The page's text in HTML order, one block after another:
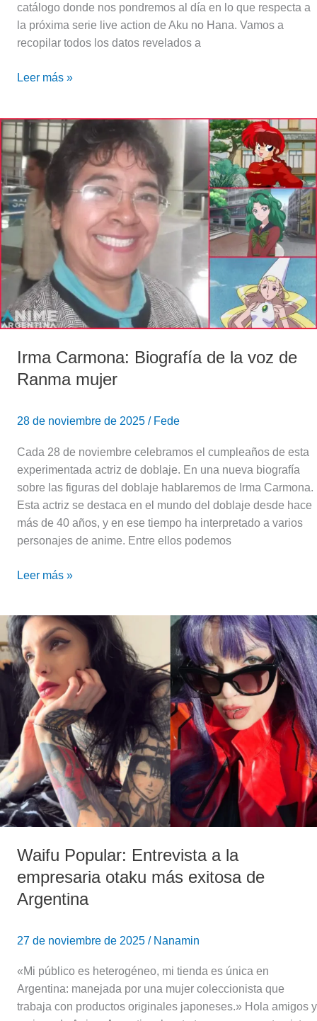
catálogo donde nos pondremos al día en lo que respecta a
la próxima serie live action de Aku no Hana. Vamos a
recopilar todos los datos revelados a
Leer más »
Irma Carmona: Biografía de la voz de
Ranma mujer
28 de noviembre de 2025 / Fede
Cada 28 de noviembre celebramos el cumpleaños de esta
experimentada actriz de doblaje. En una nueva biografía
sobre las figuras del doblaje hablaremos de Irma Carmona.
Esta actriz se destaca en el mundo del doblaje desde hace
más de 40 años, y en ese tiempo ha interpretado a varios
personajes de anime. Entre ellos podemos
Irma
Carmona:
Biografía
de
la
voz
Ranma
mujer
Leer más »
Waifu Popular: Entrevista a la
empresaria otaku más exitosa de
Argentina
27 de noviembre de 2025 / Nanamin
«Mi público es heterogéneo, mi tienda es única en
Argentina: manejada por una mujer coleccionista que
trabaja con productos originales japoneses.» Hola amigos y
Waifu
Popular:
Entrevista
a
la
empresaria
otaku
más
exitosa
de
Argentina